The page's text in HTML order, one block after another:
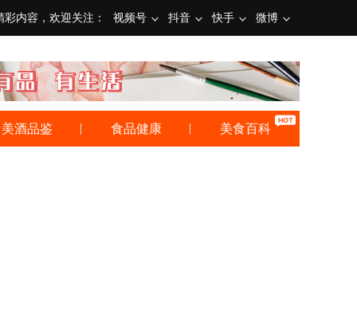
彩内容，欢迎关注： 视频号 抖音 快手 微博
美酒品鉴 食品健康 美食百科